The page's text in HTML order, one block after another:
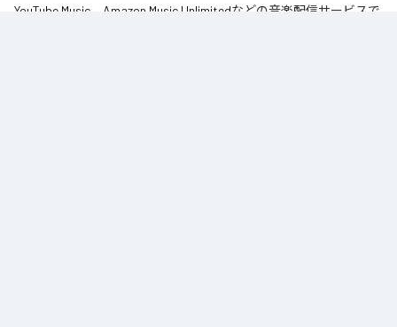
YouTube Music
Amazon Music Unlimitedなどの音楽配信サービスで